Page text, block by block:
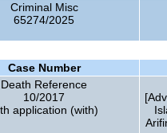
Criminal Misc
65274/2025
Case Number
Death Reference
10/2017
application (with)